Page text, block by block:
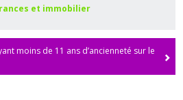
et immobilier
moins de 11 ans d’ancienneté sur le